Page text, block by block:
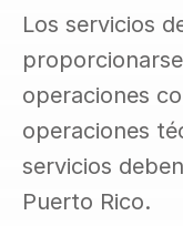
Los servicios
operaciones
operaciones
servicios
Puerto Rico.